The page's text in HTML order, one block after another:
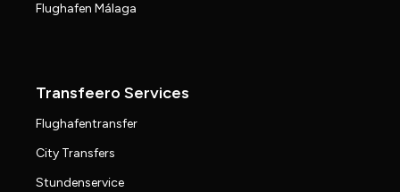
Flughafen Málaga
Transfeero Services
Flughafentransfer
City Transfers
Stundenservice